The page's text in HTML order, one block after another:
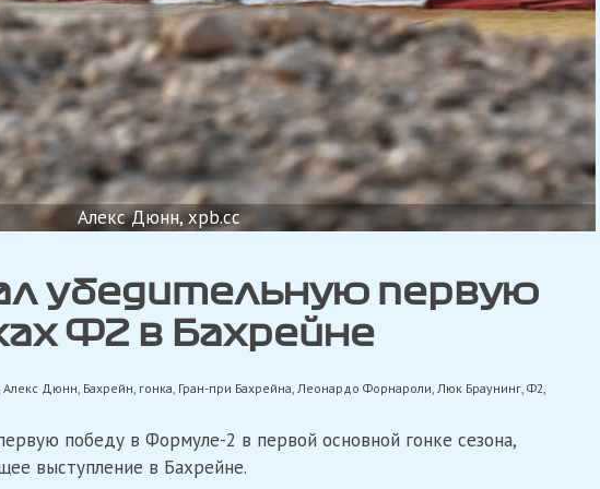
Алекс Дюнн, xpb.cc
убедительную первую
Ф2 в Бахрейне
Алекс Дюнн, Бахрейн, гонка, Гран-при Бахрейна, Леонардо Форнароли, Люк Браунинг, Ф2,
победу в Формуле-2 в первой основной гонке сезона,
выступление в Бахрейне.